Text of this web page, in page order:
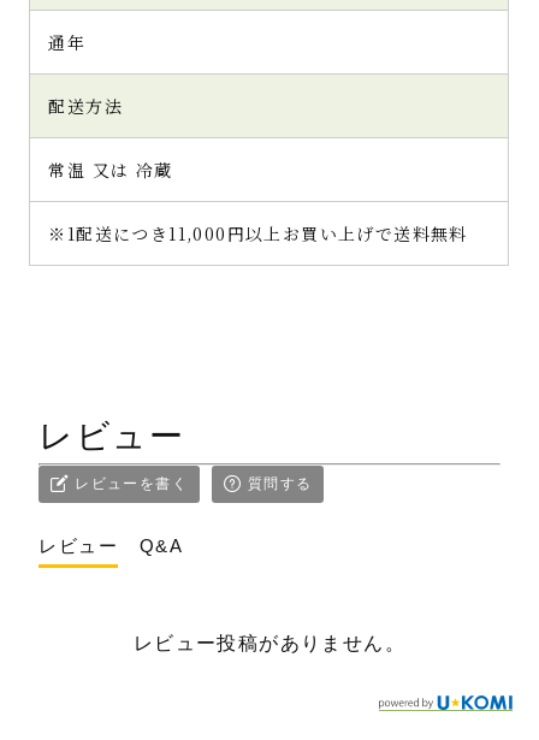
通年
配送方法
常温 又は 冷蔵
※1配送につき11,000円以上お買い上げで送料無料
レビュー
レビューを書く 質問する
レビュー Q&A
レビュー投稿がありません。